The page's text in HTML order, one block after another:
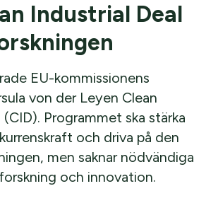
Industrial Deal
EU-kommissionens
von der Leyen Clean
(CID). Programmet ska stärka
och driva på den
men saknar nödvändiga
och innovation.